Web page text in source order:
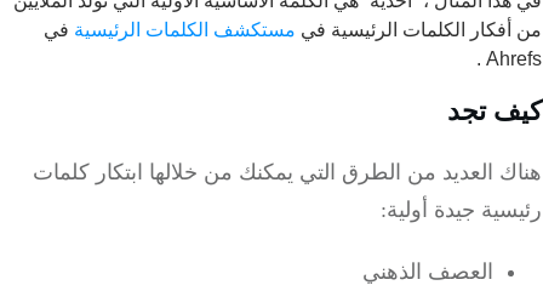
الكلمات الرئيسية في مستكشف الكلمات الرئيسيةفي
تجد
العديد من الطرق التي يمكنك من خلالها ابتكار كلمات
جيدة أولية:
العصف الذهني